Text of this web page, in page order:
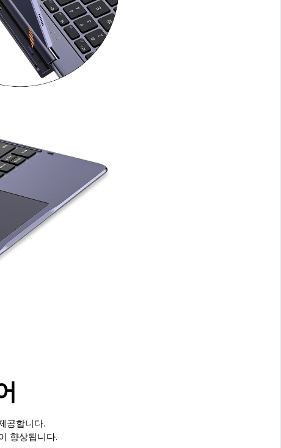
공합니다.
향상됩니다.